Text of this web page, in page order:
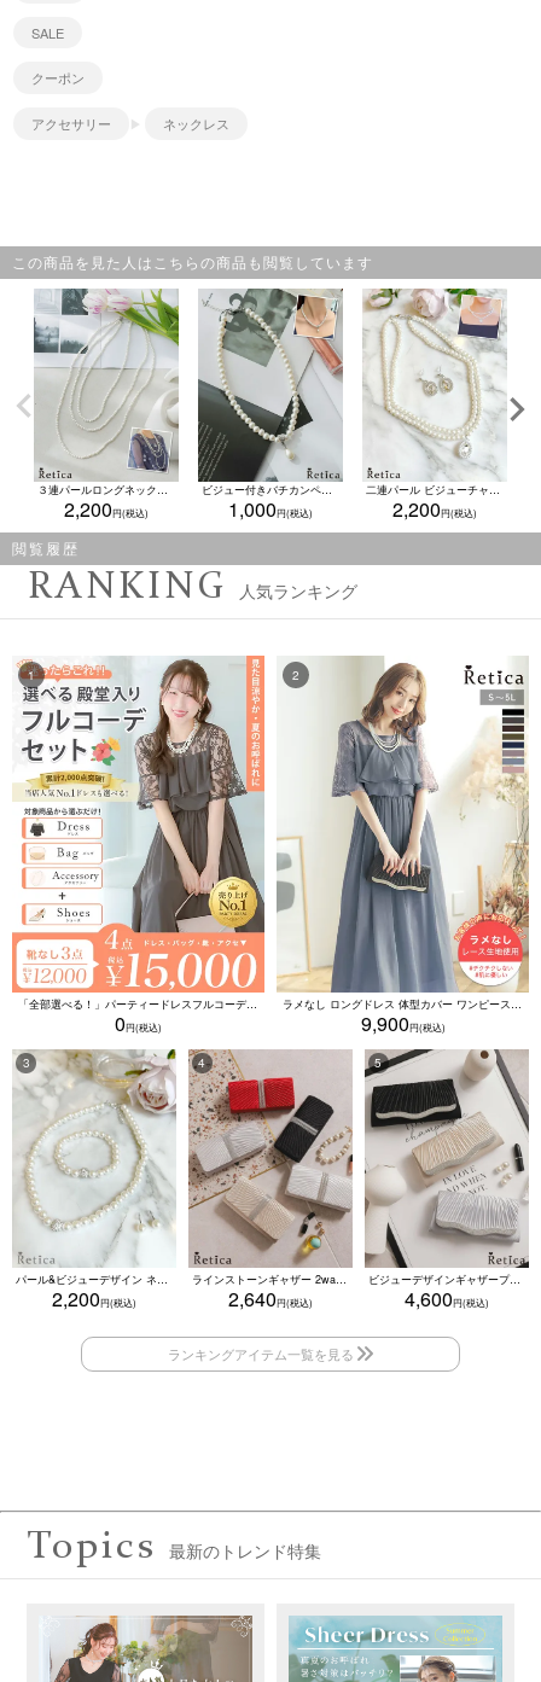
SALE
クーポン
アクセサリー ネックレス
この商品を見た人はこちらの商品も閲覧しています
３連パールロングネックレス (ホワイト)
2,200
ビジュー付きバチカンペンダントドロップパールネックレス
1,000
二連パール ビジューチャーム ネックレス×ピアス アクセサリー2set
2,200
閲覧履歴
RANKING 人気ランキング
「全部選べる！」パーティードレスフルコーデセット (ドレス1点＋バッグ1点＋アクセ1点+靴1足/4点15000円(税込)/靴なしで12000円(税込))
0
ラメなし ロングドレス 体型カバー ワンピース 敏感肌対応 結婚式 二次会 お呼ばれ 大人 上品 (Sサイズ～5Lサイズ)
9,900
パール&ビジューデザイン ネックレス×ピアス×ブレスレット アクセサリー3set
2,200
ラインストーンギャザー 2wayプリーツクラッチバッグ(ベージュ/シルバー/ブラック/ホワイト/レッド)
2,640
ビジューデザインギャザープリーツ入り2wayバッグ(ベージュ/シルバー/ブラック)
4,600
Topics 最新のトレンド特集